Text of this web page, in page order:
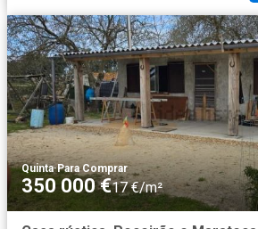
Quinta·Para Comprar
350 000 €17 €/m²